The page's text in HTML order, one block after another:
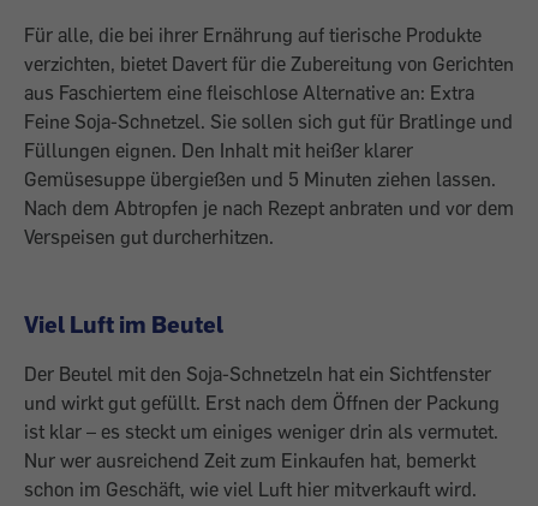
Für alle, die bei ihrer Ernährung auf tierische Produkte
verzichten, bietet Davert für die Zubereitung von Gerichten
aus Faschiertem eine fleischlose Alternative an: Extra
Feine Soja-Schnetzel. Sie sollen sich gut für Bratlinge und
Füllungen eignen. Den Inhalt mit heißer klarer
Gemüsesuppe übergießen und 5 Minuten ziehen lassen.
Nach dem Abtropfen je nach Rezept anbraten und vor dem
Verspeisen gut durcherhitzen.
Viel Luft im Beutel
Der Beutel mit den Soja-Schnetzeln hat ein Sichtfenster
und wirkt gut gefüllt. Erst nach dem Öffnen der Packung
ist klar – es steckt um einiges weniger drin als vermutet.
Nur wer ausreichend Zeit zum Einkaufen hat, bemerkt
schon im Geschäft, wie viel Luft hier mitverkauft wird.